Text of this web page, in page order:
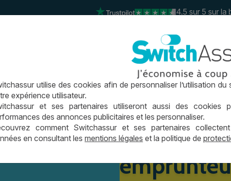
4.5sur 5 sur la
Le crédit immo Conseils
obtenir un prêt
utilise des cookies afin de personnaliser l’utilisation du
expérience utilisateur.
et ses partenaires utiliseront aussi des cookies
des annonces publicitaires et les personnaliser.
comment Switchassur et ses partenaires
en consultant les mentions légales et la politique de